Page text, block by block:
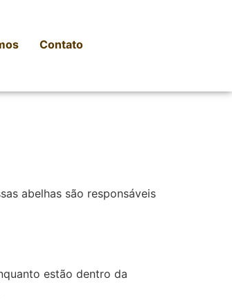
Contato
abelhas são responsáveis
estão dentro da